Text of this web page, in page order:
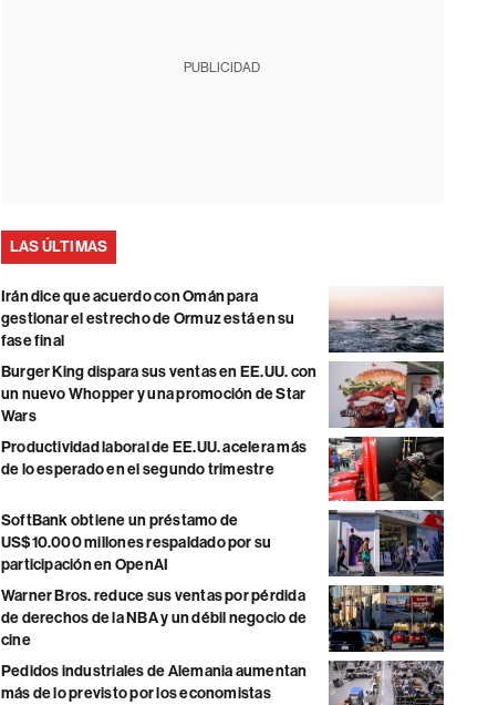
PUBLICIDAD
LAS ÚLTIMAS
Irán dice que acuerdo con Omán para
gestionar el estrecho de Ormuz está en su
fase final
Burger King dispara sus ventas en EE.UU. con
un nuevo Whopper y una promoción de Star
Wars
Productividad laboral de EE.UU. acelera más
de lo esperado en el segundo trimestre
SoftBank obtiene un préstamo de
US$10.000 millones respaldado por su
participación en OpenAI
Warner Bros. reduce sus ventas por pérdida
de derechos de la NBA y un débil negocio de
cine
Pedidos industriales de Alemania aumentan
más de lo previsto por los economistas